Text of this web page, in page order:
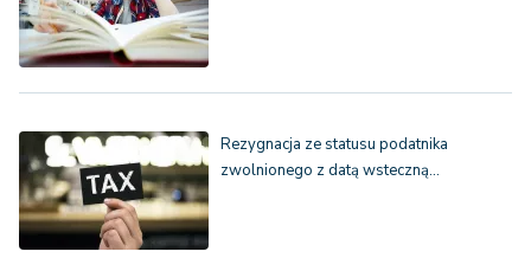
Rezygnacja ze statusu podatnika
zwolnionego z datą wsteczną…